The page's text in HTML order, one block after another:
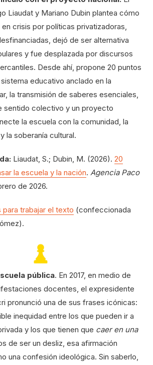
Liaudat y Mariano Dubin plantea cómo
crisis por políticas privatizadoras,
dejó de ser alternativa
y fue desplazada por discursos
Desde ahí, propone 20 puntos
educativo anclado en la
la transmisión de saberes esenciales,
sentido colectivo y un proyecto
la escuela con la comunidad, la
la soberanía cultural.
Liaudat, S.; Dubin, M. (2026). 20
la escuela y la nación. Agencia Paco
de 2026.
para trabajar el texto (confeccionada
pública. En 2017, en medio de
docentes, el expresidente
pronunció una de sus frases icónicas:
inequidad entre los que pueden ir a
y los que tienen que caer en una
de ser un desliz, esa afirmación
una confesión ideológica. Sin saberlo,